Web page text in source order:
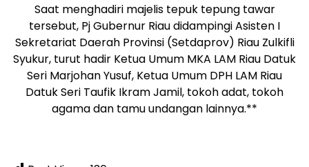
Saat menghadiri majelis tepuk tepung tawar
tersebut, Pj Gubernur Riau didampingi Asisten I
Sekretariat Daerah Provinsi (Setdaprov) Riau Zulkifli
Syukur, turut hadir Ketua Umum MKA LAM Riau Datuk
Seri Marjohan Yusuf, Ketua Umum DPH LAM Riau
Datuk Seri Taufik Ikram Jamil, tokoh adat, tokoh
agama dan tamu undangan lainnya.**